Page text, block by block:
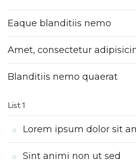
Eaque blanditiis nemo
Amet, consectetur
Blanditiis nemo quaerat
List 1
Lorem ipsum dolor sit
Sint animi non ut sed